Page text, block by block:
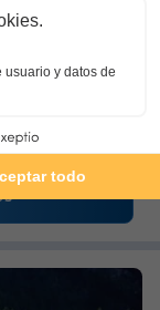
Mapa